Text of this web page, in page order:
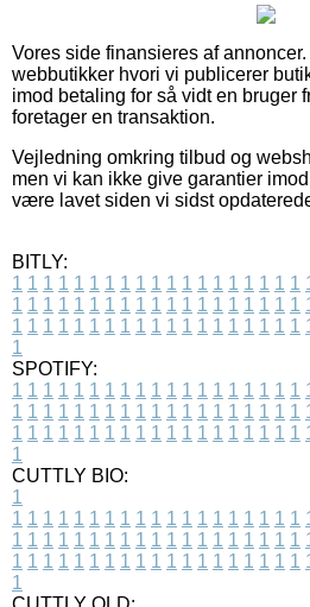
Vores side finansieres af
webbutikker hvori vi publicerer
imod betaling for så vidt en bruger
foretager en transaktion.
Vejledning omkring tilbud og
men vi kan ikke give garantier
være lavet siden vi sidst
BITLY:
1 1 1 1 1 1 1 1 1 1 1 1 1 1 1 1 1 1 1
1 1 1 1 1 1 1 1 1 1 1 1 1 1 1 1 1 1 1
1 1 1 1 1 1 1 1 1 1 1 1 1 1 1 1 1 1 1
1
SPOTIFY:
1 1 1 1 1 1 1 1 1 1 1 1 1 1 1 1 1 1 1
1 1 1 1 1 1 1 1 1 1 1 1 1 1 1 1 1 1 1
1 1 1 1 1 1 1 1 1 1 1 1 1 1 1 1 1 1 1
1
CUTTLY BIO:
1
1 1 1 1 1 1 1 1 1 1 1 1 1 1 1 1 1 1 1
1 1 1 1 1 1 1 1 1 1 1 1 1 1 1 1 1 1 1
1 1 1 1 1 1 1 1 1 1 1 1 1 1 1 1 1 1 1
1